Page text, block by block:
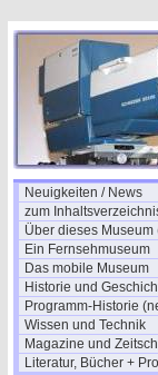
Neuigkeiten / News
zum
Über dieses Museum
Ein Fernsehmuseum
Das mobile Museum
Historie und
Programm-Historie
Wissen und Technik
Magazine und
Literatur, Bücher +